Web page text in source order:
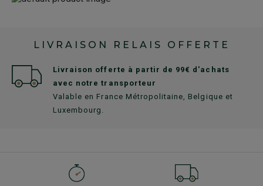
LIVRAISON RELAIS OFFERTE
Livraison offerte à partir de 99€ d'achats
avec notre transporteur
Valable en France Métropolitaine, Belgique et
Luxembourg.